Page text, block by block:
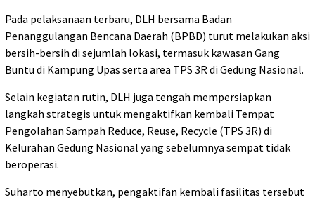
Pada pelaksanaan terbaru, DLH bersama Badan
Penanggulangan Bencana Daerah (BPBD) turut melakukan aksi
bersih-bersih di sejumlah lokasi, termasuk kawasan Gang
Buntu di Kampung Upas serta area TPS 3R di Gedung Nasional.
Selain kegiatan rutin, DLH juga tengah mempersiapkan
langkah strategis untuk mengaktifkan kembali Tempat
Pengolahan Sampah Reduce, Reuse, Recycle (TPS 3R) di
Kelurahan Gedung Nasional yang sebelumnya sempat tidak
beroperasi.
Suharto menyebutkan, pengaktifan kembali fasilitas tersebut